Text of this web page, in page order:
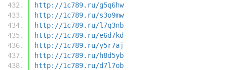
http://1c789.ru/g5q6hw
http://1c789.ru/s3o9mw
http://1c789.ru/l7q3nb
http://1c789.ru/e6d7kd
http://1c789.ru/y5r7aj
http://1c789.ru/h8d5yb
http://1c789.ru/d7l7ob